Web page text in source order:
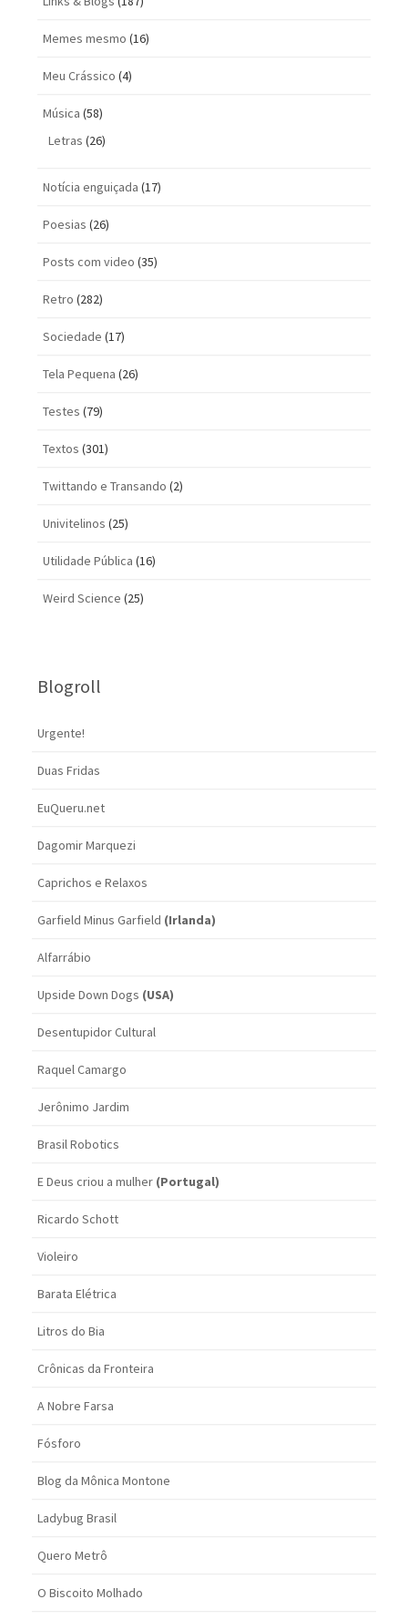
Memes mesmo (16)
Meu Crássico (4)
Música (58)
Letras (26)
Notícia enguiçada (17)
Poesias (26)
Posts com vi­deo (35)
Retro (282)
Sociedade (17)
Tela Pequena (26)
Testes (79)
Textos (301)
Twittando e Transando (2)
Univitelinos (25)
Utilidade Pública (16)
Weird Science (25)
Blogroll
Urgente!
Duas Fridas
EuQueru.net
Dagomir Marquezi
Caprichos e Relaxos
Garfield Minus Garfield (Irlanda)
Alfarrábio
Upside Down Dogs (USA)
Desentupidor Cultural
Raquel Camargo
Jerônimo Jardim
Brasil Robotics
E Deus criou a mulher (Portugal)
Ricardo Schott
Violeiro
Barata Elétrica
Litros do Bia
Crônicas da Fronteira
A Nobre Farsa
Fósforo
Blog da Mônica Montone
Ladybug Brasil
Quero Metrô
O Biscoito Molhado